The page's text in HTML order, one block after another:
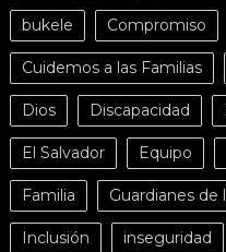
bukele Compromiso
Cuidemos a las Familias
Dios Discapacidad
El Salvador Equipo
Familia Guardianes de
Inclusión inseguridad